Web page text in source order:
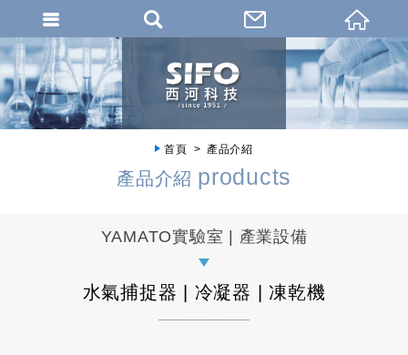
首頁 產品介紹
產品介紹 products
YAMATO實驗室 | 產業設備
水氣捕捉器 | 冷凝器 | 凍乾機